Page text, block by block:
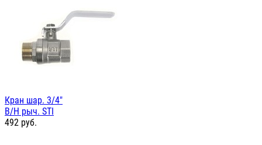
Кран шар. 3/4"
В/Н рыч. STI
492 руб.